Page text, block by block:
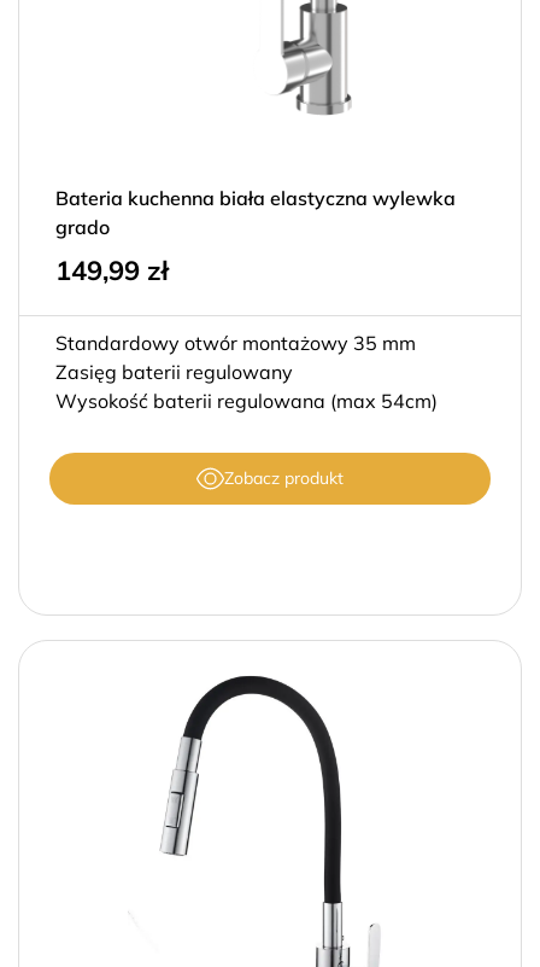
Bateria kuchenna biała elastyczna wylewka
grado
149,99 zł
Standardowy otwór montażowy 35 mm
Zasięg baterii regulowany
Wysokość baterii regulowana (max 54cm)
Zobacz produkt